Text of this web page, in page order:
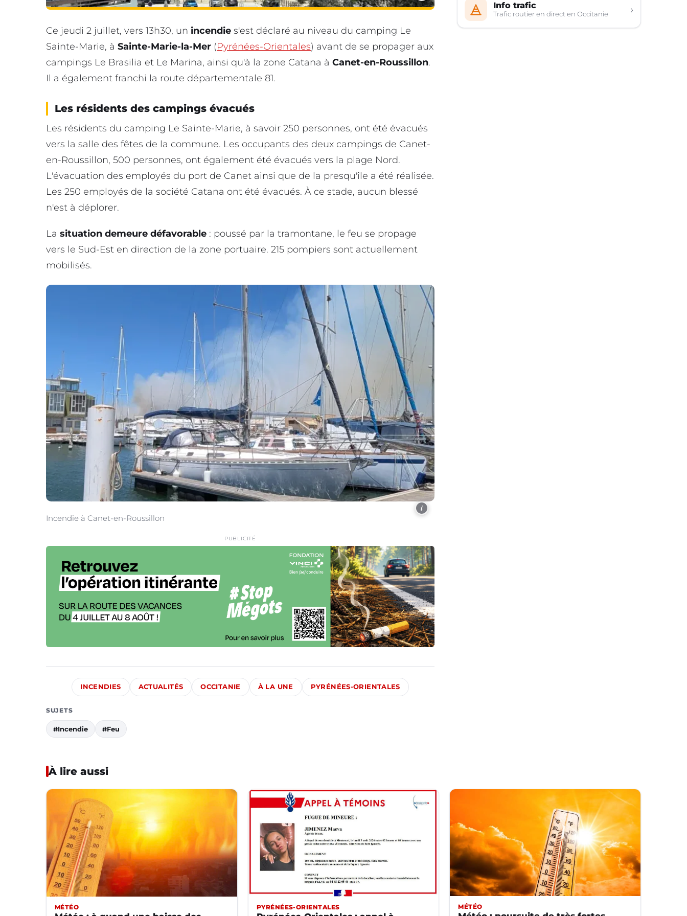
Ce jeudi 2 juillet, vers 13h30, un incendie s'est déclaré au niveau du camping Le
Sainte-Marie, à Sainte-Marie-la-Mer (Pyrénées-Orientales) avant de se propager aux
campings Le Brasilia et Le Marina, ainsi qu'à la zone Catana à Canet-en-Roussillon.
Il a également franchi la route départementale 81.
Les résidents des campings évacués
Les résidents du camping Le Sainte-Marie, à savoir 250 personnes, ont été évacués
vers la salle des fêtes de la commune. Les occupants des deux campings de Canet-
en-Roussillon, 500 personnes, ont également été évacués vers la plage Nord.
L'évacuation des employés du port de Canet ainsi que de la presqu'île a été réalisée.
Les 250 employés de la société Catana ont été évacués. À ce stade, aucun blessé
n'est à déplorer.
La situation demeure défavorable : poussé par la tramontane, le feu se propage
vers le Sud-Est en direction de la zone portuaire. 215 pompiers sont actuellement
mobilisés.
Incendie à Canet-en-Roussillon
i
PUBLICITÉ
INCENDIES ACTUALITÉS OCCITANIE À LA UNE PYRÉNÉES-ORIENTALES
SUJETS
#Incendie #Feu
Info trafic
Trafic routier en direct en Occitanie ›
À lire aussi
MÉTÉO PYRÉNÉES-ORIENTALES MÉTÉO